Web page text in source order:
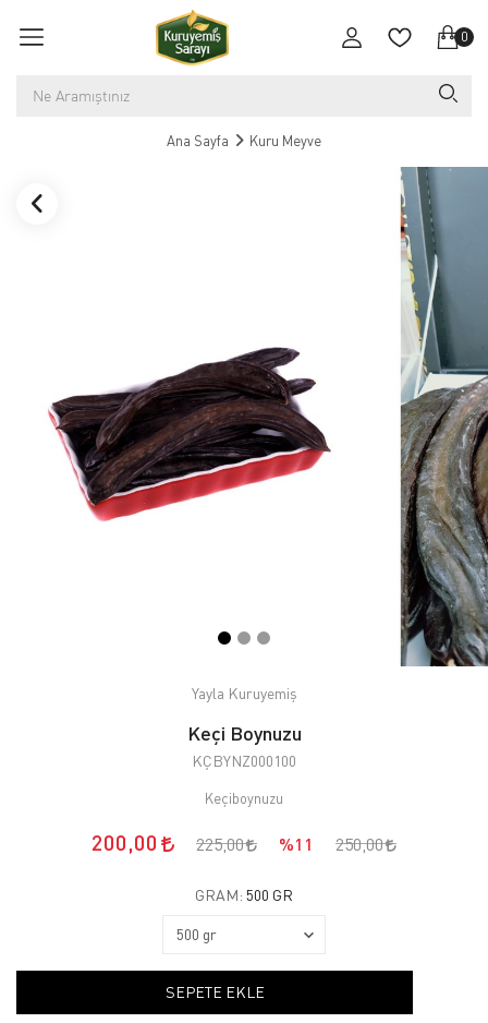
0
Ana Sayfa Kuru Meyve
Yayla Kuruyemiş
Keçi Boynuzu
KÇBYNZ000100
Keçiboynuzu
200,00 225,00 %11 250,00
GRAM: 500 GR
SEPETE EKLE